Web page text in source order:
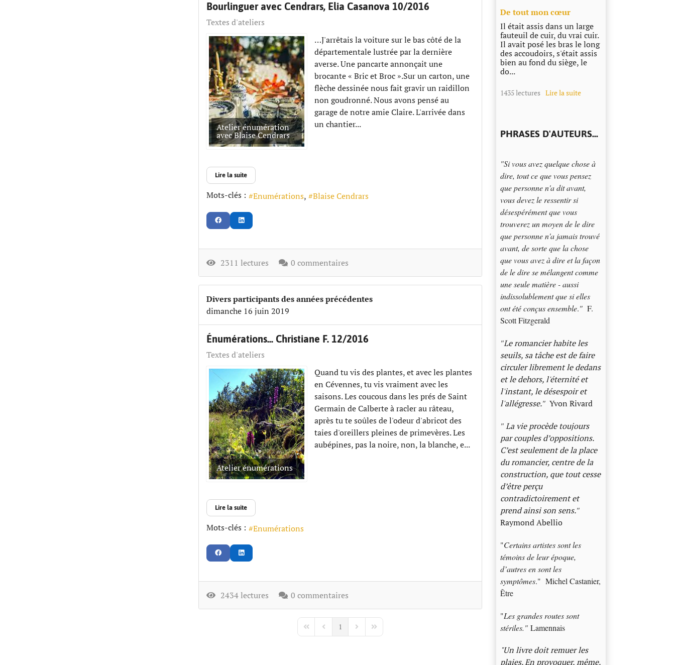
Bourlinguer avec Cendrars, Elia Casanova 10/2016
Textes d'ateliers
Atelier énumération
avec Blaise Cendrars
…J'arrêtais la voiture sur le bas côté de la
départementale lustrée par la dernière
averse. Une pancarte annonçait une
brocante « Bric et Broc ».Sur un carton, une
flèche dessinée nous fait gravir un raidillon
non goudronné. Nous avons pensé au
garage de notre amie Claire. L'arrivée dans
un chantier...
Lire la suite
Mots-clés : Enumérations Blaise Cendrars
2311 lectures 0 commentaires
Divers participants des années précédentes
dimanche 16 juin 2019
Énumérations... Christiane F. 12/2016
Textes d'ateliers
Atelier énumérations
Quand tu vis des plantes, et avec les plantes
en Cévennes, tu vis vraiment avec les
saisons. Les coucous dans les prés de Saint
Germain de Calberte à racler au râteau,
après tu te soûles de l'odeur d'abricot des
taies d'oreillers pleines de primevères. Les
aubépines, pas la noire, non, la blanche, e...
Lire la suite
Mots-clés : Enumérations
2434 lectures 0 commentaires
First PagePrevious Page
1 Next PageLast Page
​De tout mon cœur
Il était assis dans un large
fauteuil de cuir, du vrai cuir.
Il avait posé les bras le long
des accoudoirs, s'était assis
bien au fond du siège, le
do...
1435 lectures Lire la suite
PHRASES D'AUTEURS...
"Si vous avez quelque chose à
dire, tout ce que vous pensez
que personne n'a dit avant,
vous devez le ressentir si
désespérément que vous
trouverez un moyen de le dire
que personne n'a jamais trouvé
avant, de sorte que la chose
que vous avez à dire et la façon
de le dire se mélangent comme
une seule matière - aussi
indissolublement que si elles
ont été conçus ensemble."F.
Scott Fitzgerald
"Le romancier habite les
seuils, sa tâche est de faire
circuler librement le dedans
et le dehors, l'éternité et
l'instant, le désespoir et
l'allégresse." Yvon Rivard
"La vie procède toujours
par couples d’oppositions.
C’est seulement de la place
du romancier, centre de la
construction, que tout cesse
d’être perçu
contradictoirement et
prend ainsi son sens."
Raymond Abellio
"Certains artistes sont les
témoins de leur époque,
d’autres en sont les
symptômes." Michel Castanier,
Être
"Les grandes routes sont
stériles."Lamennais
"Un livre doit remuer les
plaies. En provoquer, même.